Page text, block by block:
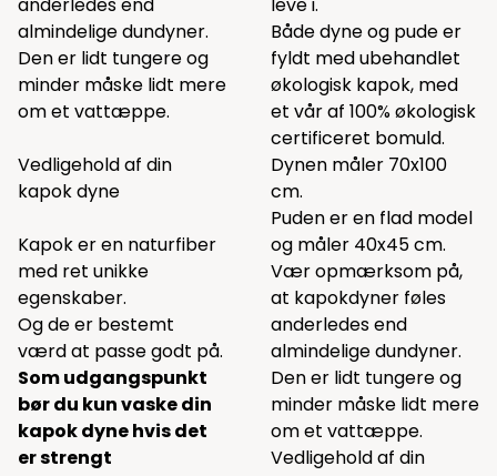
almindelige dundyner.
Den er lidt tungere og
minder måske lidt mere
om et vattæppe.
Vedligehold af din
kapok dyne
Kapok er en naturfiber
med ret unikke
egenskaber.
Og de er bestemt
værd at passe godt på.
Som udgangspunkt
bør du kun vaske din
kapok dyne hvis det
er strengt
Både dyne og pude er
fyldt med ubehandlet
økologisk kapok, med
et vår af 100% økologisk
certificeret bomuld.
Dynen måler 70x100
cm.
Puden er en flad model
og måler 40x45 cm.
Vær opmærksom på,
at kapokdyner føles
anderledes end
almindelige dundyner.
Den er lidt tungere og
minder måske lidt mere
om et vattæppe.
Vedligehold af din